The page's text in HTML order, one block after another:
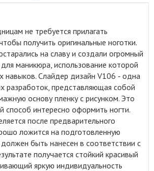
не требуется прилагать
получить оригинальные ноготки.
на славу и создали огромный
маникюра, использование которой
навыков. Слайдер дизайн V106 ‑ одна
разработок, представляющая собой
основу пленку с рисунком. Это
способ интересно оформить ногти.
после предварительного
ложится на подготовленную
быть нанесен в соответствии с
получается стойкий красивый
яркую индивидуальность